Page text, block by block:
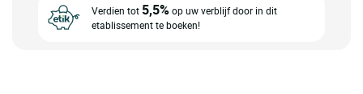
Verdien tot 5,5%op uw verblijf door in dit
etablissement te boeken!